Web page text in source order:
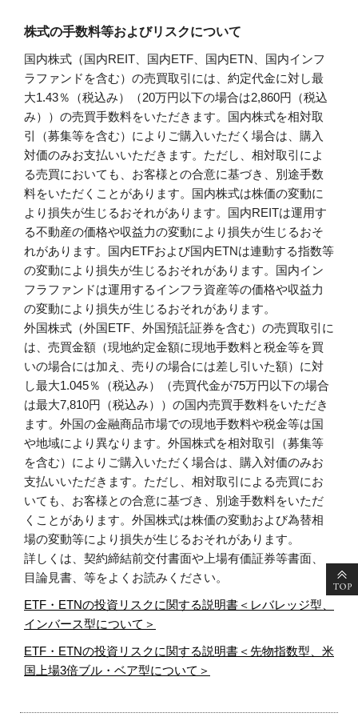
株式の手数料等およびリスクについて
国内株式（国内REIT、国内ETF、国内ETN、国内インフ
ラファンドを含む）の売買取引には、約定代金に対し最
大1.43％（税込み）（20万円以下の場合は2,860円（税込
み））の売買手数料をいただきます。国内株式を相対取
引（募集等を含む）によりご購入いただく場合は、購入
対価のみお支払いいただきます。ただし、相対取引によ
る売買においても、お客様との合意に基づき、別途手数
料をいただくことがあります。国内株式は株価の変動に
より損失が生じるおそれがあります。国内REITは運用す
る不動産の価格や収益力の変動により損失が生じるおそ
れがあります。国内ETFおよび国内ETNは連動する指数等
の変動により損失が生じるおそれがあります。国内イン
フラファンドは運用するインフラ資産等の価格や収益力
の変動により損失が生じるおそれがあります。
外国株式（外国ETF、外国預託証券を含む）の売買取引に
は、売買金額（現地約定金額に現地手数料と税金等を買
いの場合には加え、売りの場合には差し引いた額）に対
し最大1.045％（税込み）（売買代金が75万円以下の場合
は最大7,810円（税込み））の国内売買手数料をいただき
ます。外国の金融商品市場での現地手数料や税金等は国
や地域により異なります。外国株式を相対取引（募集等
を含む）によりご購入いただく場合は、購入対価のみお
支払いいただきます。ただし、相対取引による売買にお
いても、お客様との合意に基づき、別途手数料をいただ
くことがあります。外国株式は株価の変動および為替相
場の変動等により損失が生じるおそれがあります。
詳しくは、契約締結前交付書面や上場有価証券等書面、
目論見書、等をよくお読みください。
ETF・ETNの投資リスクに関する説明書＜レバレッジ型、
インバース型について＞
ETF・ETNの投資リスクに関する説明書＜先物指数型、米
国上場3倍ブル・ベア型について＞